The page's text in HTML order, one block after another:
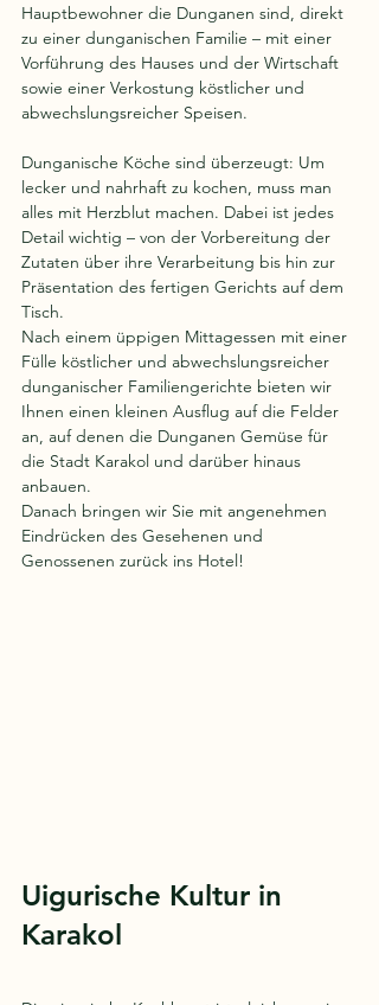
Hauptbewohner die Dunganen sind, direkt
zu einer dunganischen Familie – mit einer
Vorführung des Hauses und der Wirtschaft
sowie einer Verkostung köstlicher und
abwechslungsreicher Speisen.
Dunganische Köche sind überzeugt: Um
lecker und nahrhaft zu kochen, muss man
alles mit Herzblut machen. Dabei ist jedes
Detail wichtig – von der Vorbereitung der
Zutaten über ihre Verarbeitung bis hin zur
Präsentation des fertigen Gerichts auf dem
Tisch.
Nach einem üppigen Mittagessen mit einer
Fülle köstlicher und abwechslungsreicher
dunganischer Familiengerichte bieten wir
Ihnen einen kleinen Ausflug auf die Felder
an, auf denen die Dunganen Gemüse für
die Stadt Karakol und darüber hinaus
anbauen.
Danach bringen wir Sie mit angenehmen
Eindrücken des Gesehenen und
Genossenen zurück ins Hotel!
Uigurische Kultur in
Karakol